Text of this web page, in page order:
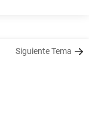
Siguiente Tema